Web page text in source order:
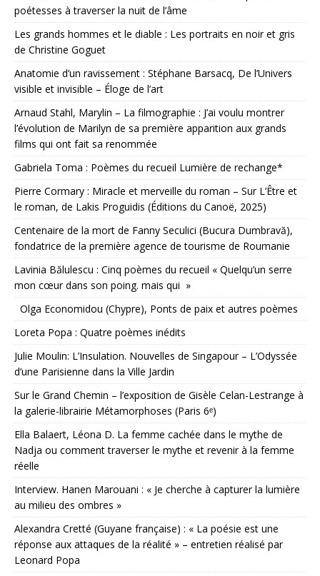
poétesses à traverser la nuit de l’âme
Les grands hommes et le diable : Les portraits en noir et gris
de Christine Goguet
Anatomie d’un ravissement : Stéphane Barsacq, De l’Univers
visible et invisible – Éloge de l’art
Arnaud Stahl, Marylin – La filmographie : J’ai voulu montrer
l’évolution de Marilyn de sa première apparition aux grands
films qui ont fait sa renommée
Gabriela Toma : Poèmes du recueil Lumière de rechange*
Pierre Cormary : Miracle et merveille du roman – Sur L’Être et
le roman, de Lakis Proguidis (Éditions du Canoë, 2025)
Centenaire de la mort de Fanny Seculici (Bucura Dumbravă),
fondatrice de la première agence de tourisme de Roumanie
Lavinia Bălulescu : Cinq poèmes du recueil « Quelqu’un serre
mon cœur dans son poing. mais qui »
Olga Economidou (Chypre), Ponts de paix et autres poèmes
Loreta Popa : Quatre poèmes inédits
Julie Moulin: L’Insulation. Nouvelles de Singapour – L’Odyssée
d’une Parisienne dans la Ville Jardin
Sur le Grand Chemin – l’exposition de Gisèle Celan-Lestrange à
la galerie-librairie Métamorphoses (Paris 6ᵉ)
Ella Balaert, Léona D. La femme cachée dans le mythe de
Nadja ou comment traverser le mythe et revenir à la femme
réelle
Interview. Hanen Marouani : « Je cherche à capturer la lumière
au milieu des ombres »
Alexandra Cretté (Guyane française) : « La poésie est une
réponse aux attaques de la réalité » – entretien réalisé par
Leonard Popa